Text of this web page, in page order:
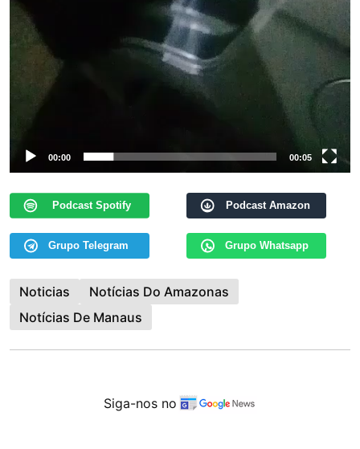
00:00 00:05
Podcast Spotify Podcast Amazon
Grupo Telegram Grupo Whatsapp
Noticias
Notícias Do Amazonas
Notícias De Manaus
Siga-nos no